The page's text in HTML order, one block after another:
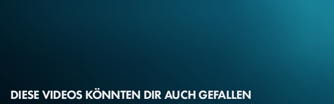
DIESE VIDEOS KÖNNTEN DIR AUCH GEFALLEN